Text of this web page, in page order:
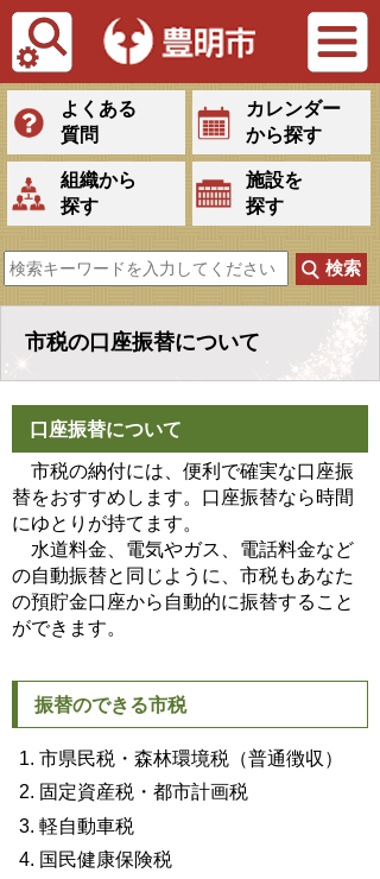
Tiếng Việt
よくある
質問
カレンダー
から探す
組織から
探す
施設を
探す
市税の口座振替について
口座振替について
市税の納付には、便利で確実な口座振
替をおすすめします。口座振替なら時間
にゆとりが持てます。
水道料金、電気やガス、電話料金など
の自動振替と同じように、市税もあなた
の預貯金口座から自動的に振替すること
ができます。
振替のできる市税
市県民税・森林環境税（普通徴収）
固定資産税・都市計画税
軽自動車税
国民健康保険税